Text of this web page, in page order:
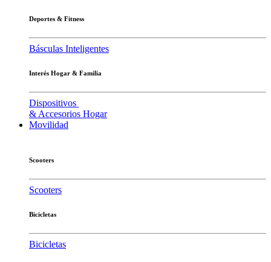
Deportes & Fitness
Básculas Inteligentes
Interés Hogar & Familia
Dispositivos
& Accesorios Hogar
Movilidad
Scooters
Scooters
Bicicletas
Bicicletas